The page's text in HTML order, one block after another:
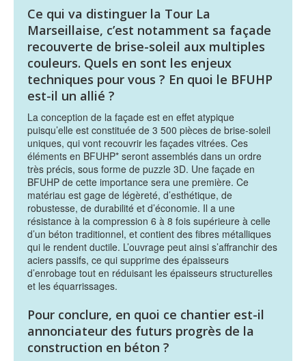
Ce qui va distinguer la Tour La
Marseillaise, c’est notamment sa façade
recouverte de brise-soleil aux multiples
couleurs. Quels en sont les enjeux
techniques pour vous ? En quoi le BFUHP
est-il un allié ?
La conception de la façade est en effet atypique
puisqu’elle est constituée de 3 500 pièces de brise-soleil
uniques, qui vont recouvrir les façades vitrées. Ces
éléments en BFUHP* seront assemblés dans un ordre
très précis, sous forme de puzzle 3D. Une façade en
BFUHP de cette importance sera une première. Ce
matériau est gage de légèreté, d’esthétique, de
robustesse, de durabilité et d’économie. Il a une
résistance à la compression 6 à 8 fois supérieure à celle
d’un béton traditionnel, et contient des fibres métalliques
qui le rendent ductile. L’ouvrage peut ainsi s’affranchir des
aciers passifs, ce qui supprime des épaisseurs
d’enrobage tout en réduisant les épaisseurs structurelles
et les équarrissages.
Pour conclure, en quoi ce chantier est-il
annonciateur des futurs progrès de la
construction en béton ?